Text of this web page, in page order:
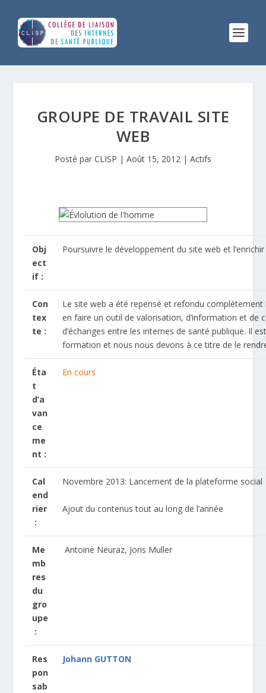
GROUPE DE TRAVAIL SITE
WEB
Posté par CLISP | Août 15, 2012 | Actifs
Obj
ect
if :
Poursuivre le développement du site web et
Con
tex
te :
Le site web a été repensé et refondu complètement
en faire un outil de valorisation, d’information et de
d’échanges entre les internes de santé publique. Il
formation et nous nous devons à ce titre de le
Éta
t
d’a
van
ce
me
nt :
En cours
Cal
end
rier
:
Novembre 2013: Lancement de la plateforme social
Ajout du contenus tout au long de l’année
Me
mb
res
du
gro
upe
:
Antoine Neuraz, Joris Muller
Res
pon
sab
Johann GUTTON